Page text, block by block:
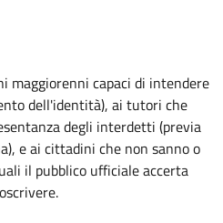
maggiorenni capaci di intendere
dell'identità), ai tutori che
degli interdetti (previa
e ai cittadini che non sanno o
il pubblico ufficiale accerta